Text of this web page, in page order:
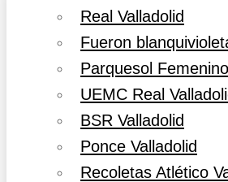
Real Valladolid
Fueron
Parquesol Femenino
UEMC Real
BSR Valladolid
Ponce Valladolid
Recoletas Atlético